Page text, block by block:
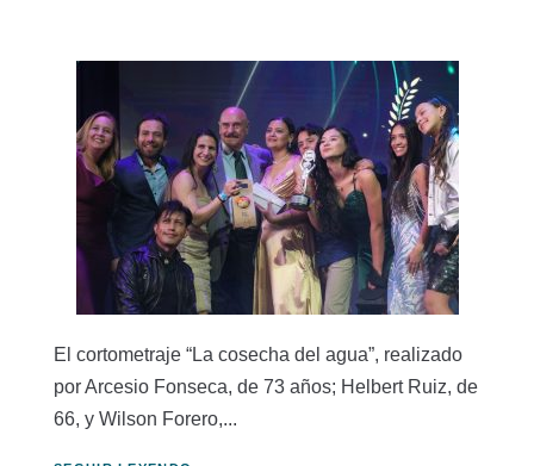
El cortometraje “La cosecha del agua”, realizado
por Arcesio Fonseca, de 73 años; Helbert Ruiz, de
66, y Wilson Forero,...